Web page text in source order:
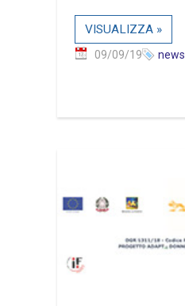
VISUALIZZA »
09/09/19 news